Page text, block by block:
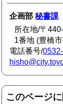
企画部秘書課
所在地/〒
1番地 (豊橋
電話番号/
このページ